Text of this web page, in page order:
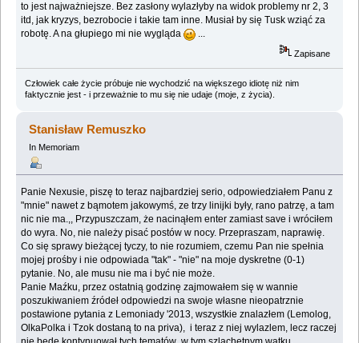
to jest najważniejsze. Bez zasłony wylazłyby na widok problemy nr 2, 3
itd, jak kryzys, bezrobocie i takie tam inne. Musiał by się Tusk wziąć za
robotę. A na głupiego mi nie wygląda
...
Zapisane
Człowiek całe życie próbuje nie wychodzić na większego idiotę niż nim
faktycznie jest - i przeważnie to mu się nie udaje (moje, z życia).
Stanisław Remuszko
In Memoriam
Panie Nexusie, piszę to teraz najbardziej serio, odpowiedziałem Panu z
"mnie" nawet z bąmotem jakowymś, ze trzy linijki były, rano patrzę, a tam
nic nie ma.,, Przypuszczam, że nacinąłem enter zamiast save i wróciłem
do wyra. No, nie należy pisać postów w nocy. Przepraszam, naprawię.
Co się sprawy bieżącej tyczy, to nie rozumiem, czemu Pan nie spełnia
mojej prośby i nie odpowiada "tak" - "nie" na moje dyskretne (0-1)
pytanie. No, ale musu nie ma i być nie może.
Panie Maźku, przez ostatnią godzinę zajmowałem się w wannie
poszukiwaniem źródeł odpowiedzi na swoje własne nieopatrznie
postawione pytania z Lemoniady '2013, wszystkie znalazłem (Lemolog,
OlkaPolka i Tzok dostaną to na priva), i teraz z niej wylazlem, lecz raczej